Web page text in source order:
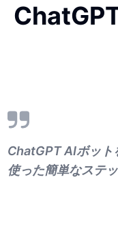
ChatGPT AIボット
使った簡単なステ